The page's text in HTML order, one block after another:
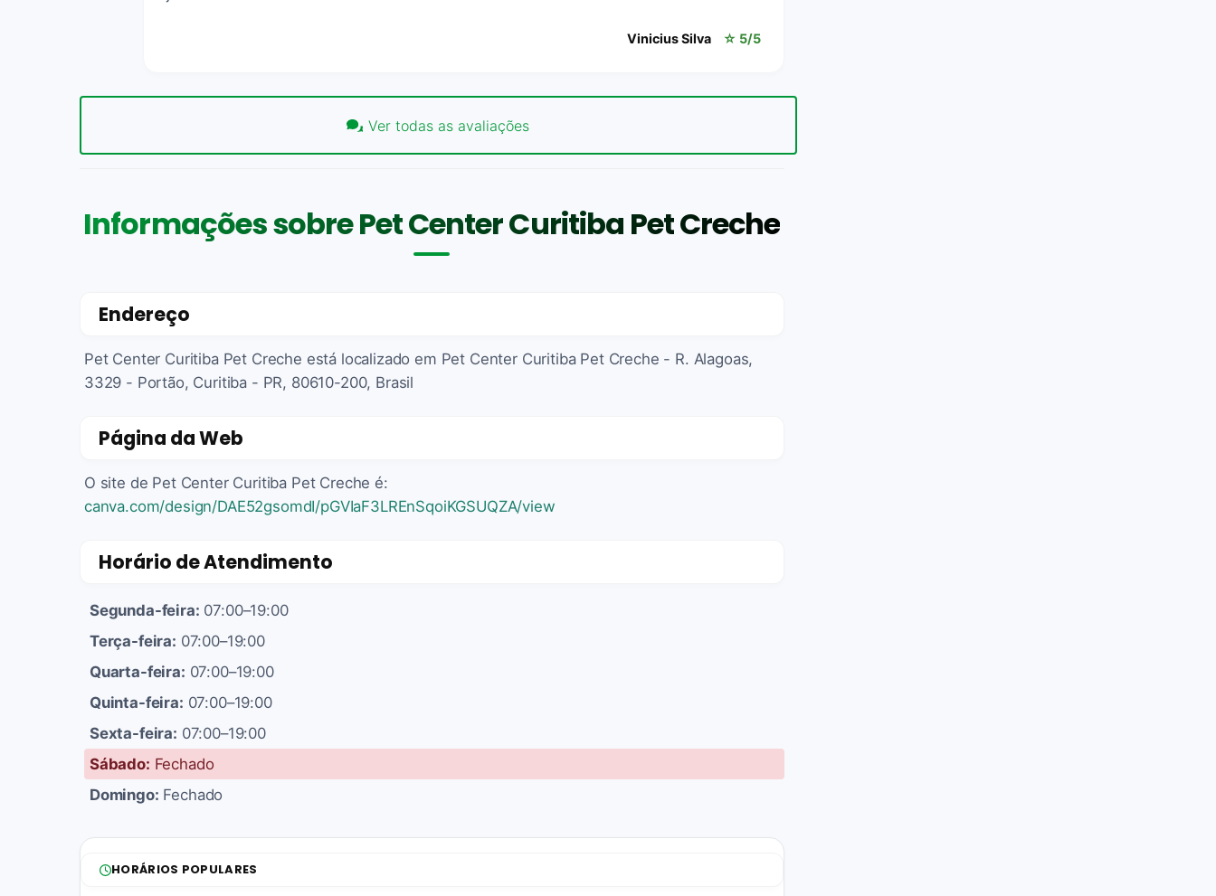
Vinicius Silva ☆ 5/5
Ver todas as avaliações
Informações sobre Pet Center Curitiba Pet Creche
Endereço
Pet Center Curitiba Pet Creche está localizado em Pet Center Curitiba Pet Creche - R. Alagoas,
3329 - Portão, Curitiba - PR, 80610-200, Brasil
Página da Web
O site de Pet Center Curitiba Pet Creche é:
canva.com/design/DAE52gsomdI/pGVIaF3LREnSqoiKGSUQZA/view
Horário de Atendimento
Segunda-feira: 07:00–19:00
Terça-feira: 07:00–19:00
Quarta-feira: 07:00–19:00
Quinta-feira: 07:00–19:00
Sexta-feira: 07:00–19:00
Sábado: Fechado
Domingo: Fechado
HORÁRIOS POPULARES